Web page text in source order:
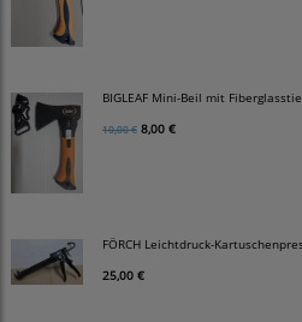
BIGLEAF Mini-Beil mit
10,00 € 8,00 €
FÖRCH Leichtdruck-
25,00 €